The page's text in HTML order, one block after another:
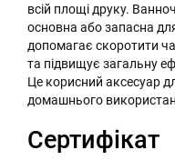
всій площі друку.
основна або запасна
допомагає скоротити
та підвищує загальну
Це корисний аксесуар
домашнього
Сертифікат